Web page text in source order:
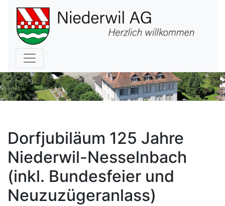
Hauptnavigation
Dorfjubiläum 125 Jahre
Niederwil-Nesselnbach
(inkl. Bundesfeier und
Neuzuzügeranlass)